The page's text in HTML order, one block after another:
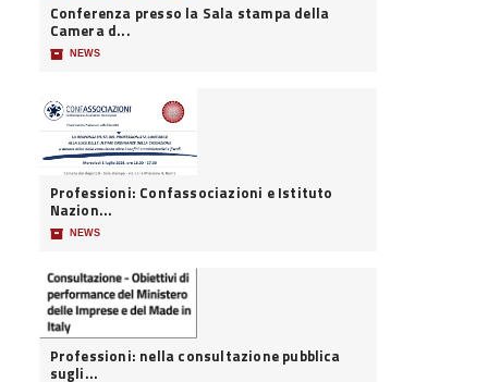
Conferenza presso la Sala stampa della
Camera d...
📦 NEWS
Professioni: Confassociazioni e Istituto
Nazion...
📦 NEWS
Professioni: nella consultazione pubblica
sugli...